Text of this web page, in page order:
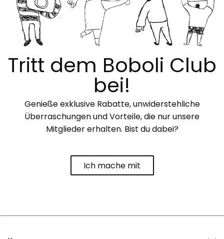
Tritt dem Boboli Club
bei!
Genieße exklusive Rabatte, unwiderstehliche
Überraschungen und Vorteile, die nur unsere
Mitglieder erhalten. Bist du dabei?
Ich mache mit